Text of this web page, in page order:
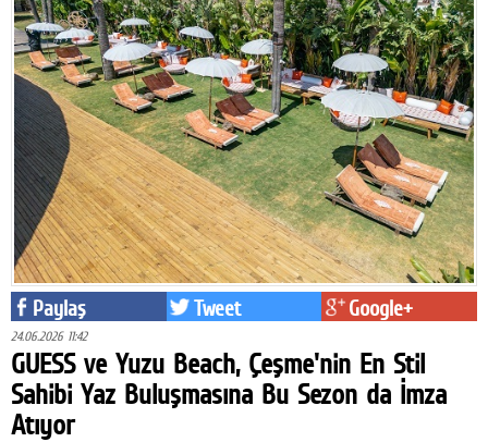
Paylaş Tweet Google+
24.06.2026 11:42
GUESS ve Yuzu Beach, Çeşme'nin En Stil
Sahibi Yaz Buluşmasına Bu Sezon da İmza
Atıyor